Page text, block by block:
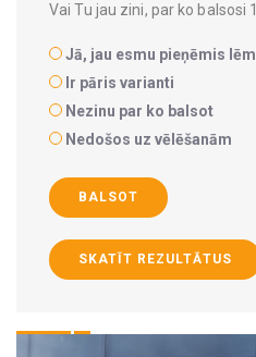
Vai Tu jau zini, par ko balsosi
Jā, jau esmu pieņēmis
Ir pāris varianti
Nezinu par ko balsot
Nedošos uz vēlēšanām
BALSOT
SKATĪT REZULTĀTUS